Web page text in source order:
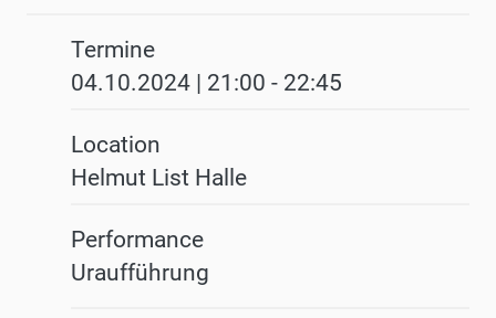
Termine
04.10.2024 | 21:00 - 22:45
Location
Helmut List Halle
Performance
Uraufführung